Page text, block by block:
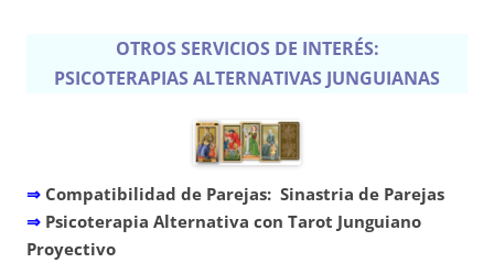
OTROS SERVICIOS DE INTERÉS:
PSICOTERAPIAS ALTERNATIVAS JUNGUIANAS
⇒ Compatibilidad de Parejas: Sinastria de Parejas
⇒ Psicoterapia Alternativa con Tarot Junguiano
Proyectivo